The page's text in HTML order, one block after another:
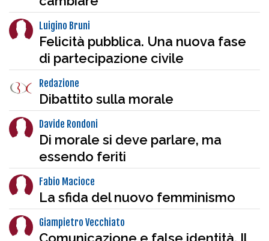
Luigino Bruni
Felicità pubblica. Una nuova fase
di partecipazione civile
Redazione
Dibattito sulla morale
Davide Rondoni
Di morale si deve parlare, ma
essendo feriti
Fabio Macioce
La sfida del nuovo femminismo
Giampietro Vecchiato